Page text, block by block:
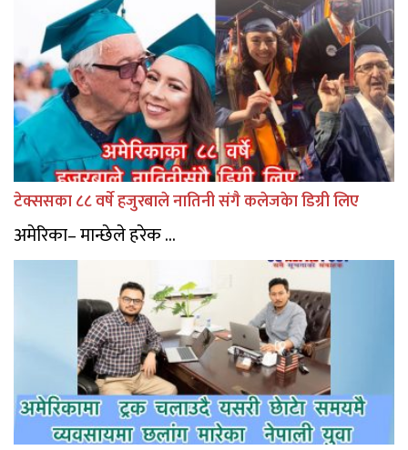
टेक्ससका ८८ वर्षे हजुरबाले नातिनी संगै कलेजकेा डिग्री लिए
अमेरिका– मान्छेले हरेक ...